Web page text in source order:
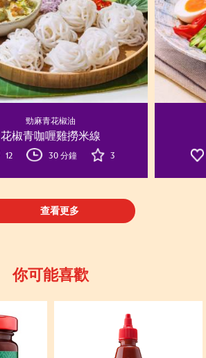
勁麻青花椒油
花椒青咖喱雞撈米線
12 30 分鐘 3
查看更多
你可能喜歡